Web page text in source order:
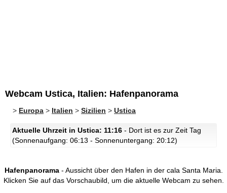
Webcam Ustica, Italien: Hafenpanorama
> Europa > Italien > Sizilien > Ustica
Aktuelle Uhrzeit in Ustica: 11:16 - Dort ist es zur Zeit Tag
(Sonnenaufgang: 06:13 - Sonnenuntergang: 20:12)
Hafenpanorama- Aussicht über den Hafen in der cala Santa Maria.
Klicken Sie auf das Vorschaubild, um die aktuelle Webcam zu sehen.